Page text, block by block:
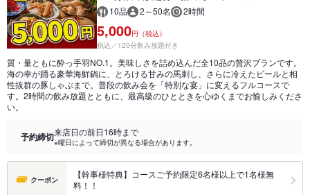
10品 2～50名 2時間
5,000円（税込）
税込／120分飲み放題付き
質・量ともに酔っ手羽NO.1。美味しさを詰め込んだ全10品の贅沢プランです。
海の幸が踊る豪華海鮮鍋に、とろける甘みの馬刺し、さらに冷えたビールと相
性抜群の豚しゃぶまで。普段の飲み会を「特別な宴」に変えるフルコースで
す。2時間の飲み放題とともに、最高級のひとときを心ゆくまでお愉しみくださ
い。
予約締切来店日の前日16時まで
※曜日によって締切が異なる場合があります。
クーポン
【幹事様特典】コースご予約限定6名様以上で1名様無
料！！